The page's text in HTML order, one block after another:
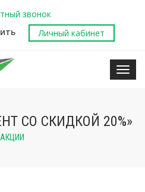
звонок
Личный кабинет
СО СКИДКОЙ 20%»
АКЦИИ